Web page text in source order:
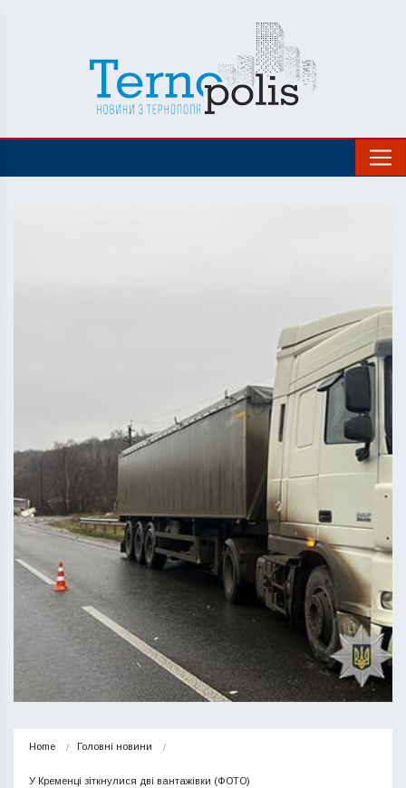
Home Головні новини
У Кременці зіткнулися дві вантажівки (ФОТО)